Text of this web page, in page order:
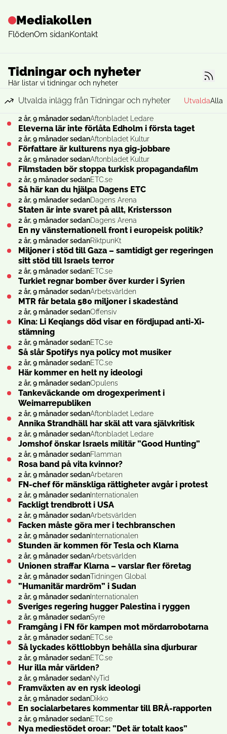
Mediakollen
FlödenOm sidanKontakt
Tidningar och nyheter
Här listar vi tidningar och nyheter
Utvalda inlägg från Tidningar och nyheter UtvaldaAlla
2 år, 9 månader sedanAftonbladet Ledare
Eleverna lär inte förlåta Edholm i första taget
2 år, 9 månader sedanAftonbladet Kultur
Författare är kulturens nya gig-jobbare
2 år, 9 månader sedanAftonbladet Kultur
Filmstaden bör stoppa turkisk propagandafilm
2 år, 9 månader sedanETC.se
Så här kan du hjälpa Dagens ETC
2 år, 9 månader sedanDagens Arena
Staten är inte svaret på allt, Kristersson
2 år, 9 månader sedanDagens Arena
En ny vänsternationell front i europeisk politik?
2 år, 9 månader sedanRiktpunKt
Miljoner i stöd till Gaza – samtidigt ger regeringen
sitt stöd till Israels terror
2 år, 9 månader sedanETC.se
Turkiet regnar bomber över kurder i Syrien
2 år, 9 månader sedanArbetsvärlden
MTR får betala 580 miljoner i skadestånd
2 år, 9 månader sedanOffensiv
Kina: Li Keqiangs död visar en fördjupad anti-Xi-
stämning
2 år, 9 månader sedanETC.se
Så slår Spotifys nya policy mot musiker
2 år, 9 månader sedanETC.se
Här kommer en helt ny ideologi
2 år, 9 månader sedanOpulens
Tankeväckande om drogexperiment i
Weimarrepubliken
2 år, 9 månader sedanAftonbladet Ledare
Annika Strandhäll har skäl att vara självkritisk
2 år, 9 månader sedanAftonbladet Ledare
Jomshof önskar Israels militär ”Good Hunting”
2 år, 9 månader sedanFlamman
Rosa band på vita kvinnor?
2 år, 9 månader sedanArbetaren
FN-chef för mänskliga rättigheter avgår i protest
2 år, 9 månader sedan Internationalen
Fackligt trendbrott i USA
2 år, 9 månader sedanArbetsvärlden
Facken måste göra mer i techbranschen
2 år, 9 månader sedan Internationalen
Stunden är kommen för Tesla och Klarna
2 år, 9 månader sedanArbetsvärlden
Unionen straffar Klarna – varslar fler företag
2 år, 9 månader sedanTidningen Global
”Humanitär mardröm” i Sudan
2 år, 9 månader sedan Internationalen
Sveriges regering hugger Palestina i ryggen
2 år, 9 månader sedanSyre
Framgång i FN för kampen mot mördarrobotarna
2 år, 9 månader sedanETC.se
Så lyckades köttlobbyn behålla sina djurburar
2 år, 9 månader sedanETC.se
Hur illa mår världen?
2 år, 9 månader sedanNyTid
Framväxten av en rysk ideologi
2 år, 9 månader sedanDikko
En socialarbetares kommentar till BRÅ-rapporten
2 år, 9 månader sedanETC.se
Nya mediestödet oroar: ”Det är totalt kaos”